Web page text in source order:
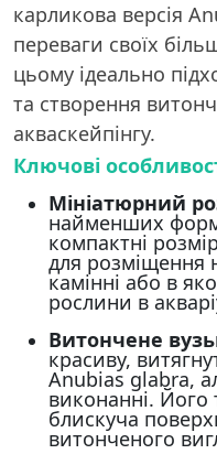
карликова версія
переваги своїх
цьому ідеально
та створення
акваскейпінгу.
Ключові
Мініатюрний
найменших форм
компактні
для розміщення
камінні або в
рослини в
Витончене
красиву,
Anubias glabra,
виконанні. Його
блискуча
витонченого